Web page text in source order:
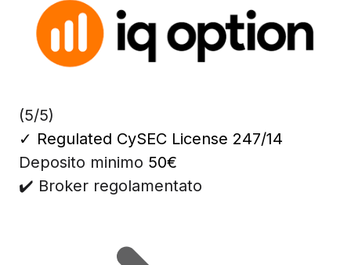
(5/5)
✓ Regulated CySEC License 247/14
Deposito minimo 50€
✔️ Broker regolamentato